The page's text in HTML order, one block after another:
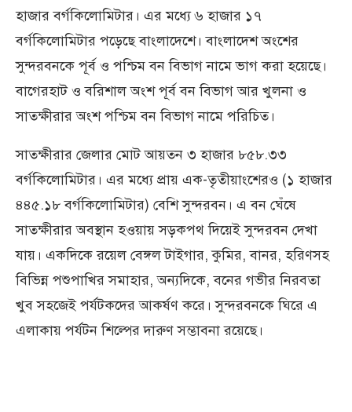
হাজার বর্গকিলোমিটার। এর মধ্যে ৬ হাজার ১৭
বর্গকিলোমিটার পড়েছে বাংলাদেশে। বাংলাদেশ অংশের
সুন্দরবনকে পূর্ব ও পশ্চিম বন বিভাগ নামে ভাগ করা হয়েছে।
বাগেরহাট ও বরিশাল অংশ পূর্ব বন বিভাগ আর খুলনা ও
সাতক্ষীরার অংশ পশ্চিম বন বিভাগ নামে পরিচিত।
সাতক্ষীরার জেলার মোট আয়তন ৩ হাজার ৮৫৮.৩৩
বর্গকিলোমিটার। এর মধ্যে প্রায় এক-তৃতীয়াংশেরও (১ হাজার
৪৪৫.১৮ বর্গকিলোমিটার) বেশি সুন্দরবন। এ বন ঘেঁষে
সাতক্ষীরার অবস্থান হওয়ায় সড়কপথ দিয়েই সুন্দরবন দেখা
যায়। একদিকে রয়েল বেঙ্গল টাইগার, কুমির, বানর, হরিণসহ
বিভিন্ন পশুপাখির সমাহার, অন্যদিকে, বনের গভীর নিরবতা
খুব সহজেই পর্যটকদের আকর্ষণ করে। সুন্দরবনকে ঘিরে এ
এলাকায় পর্যটন শিল্পের দারুণ সম্ভাবনা রয়েছে।